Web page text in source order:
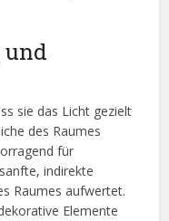
sie das Licht gezielt
des Raumes
für
indirekte
Raumes aufwertet.
Elemente